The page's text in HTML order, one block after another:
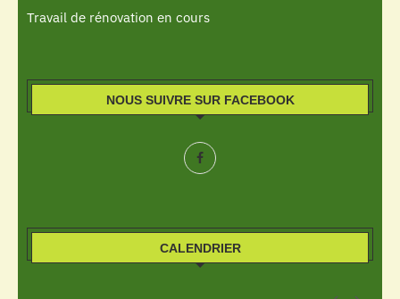
Travail de rénovation en cours
NOUS SUIVRE SUR FACEBOOK
CALENDRIER